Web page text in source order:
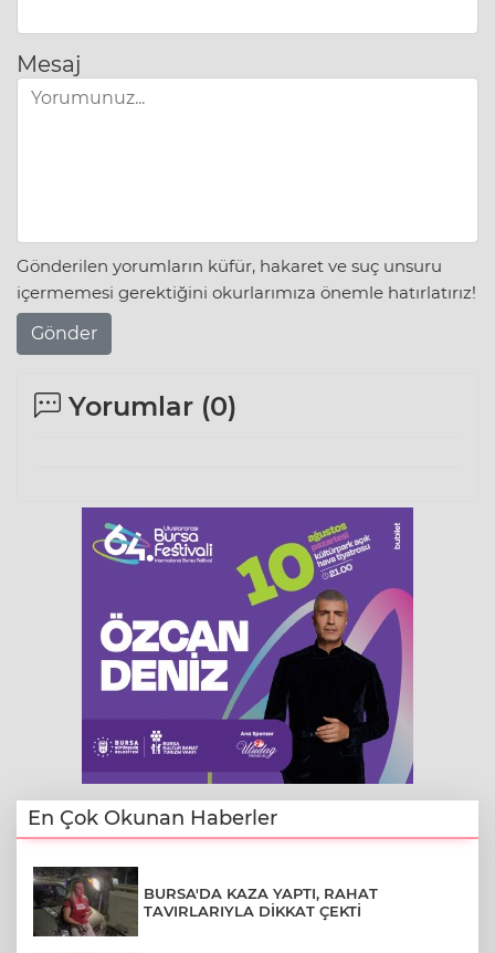
Mesaj
Gönderilen yorumların küfür, hakaret ve suç unsuru
içermemesi gerektiğini okurlarımıza önemle hatırlatırız!
Gönder
Yorumlar (0)
En Çok Okunan Haberler
BURSA'DA KAZA YAPTI, RAHAT
TAVIRLARIYLA DİKKAT ÇEKTİ